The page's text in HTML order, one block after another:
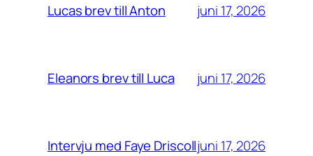
Lucas brev till Anton juni 17, 2026
Eleanors brev till Luca juni 17, 2026
Intervju med Faye Driscolljuni 17, 2026